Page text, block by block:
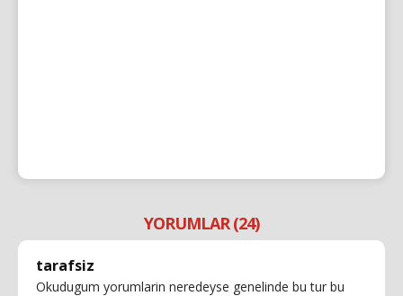
YORUMLAR (24)
tarafsiz
Okudugum yorumlarin neredeyse genelinde bu tur bu